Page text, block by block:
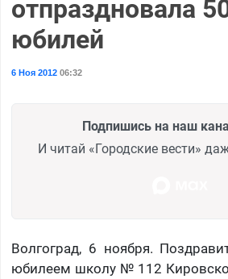
отпраздновала
юбилей
6 Ноя 201206:32
Подпишись на наш
И читай «Городские вести»
Волгоград, 6 ноября.
юбилеем школу № 112